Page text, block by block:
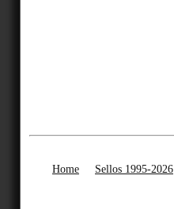
Home Sellos 1995-2026